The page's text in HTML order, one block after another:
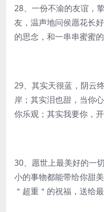
28、一份不渝的友谊，
友，温声地问侯愿花长
的思念，和一串串蜜蜜
29、其实天很蓝，阴云
岸；其实泪也甜，当你
你乐观；其实我要你，
30、愿世上最美好的一
小的事物都能带给你甜
＂超重＂的祝福，送给